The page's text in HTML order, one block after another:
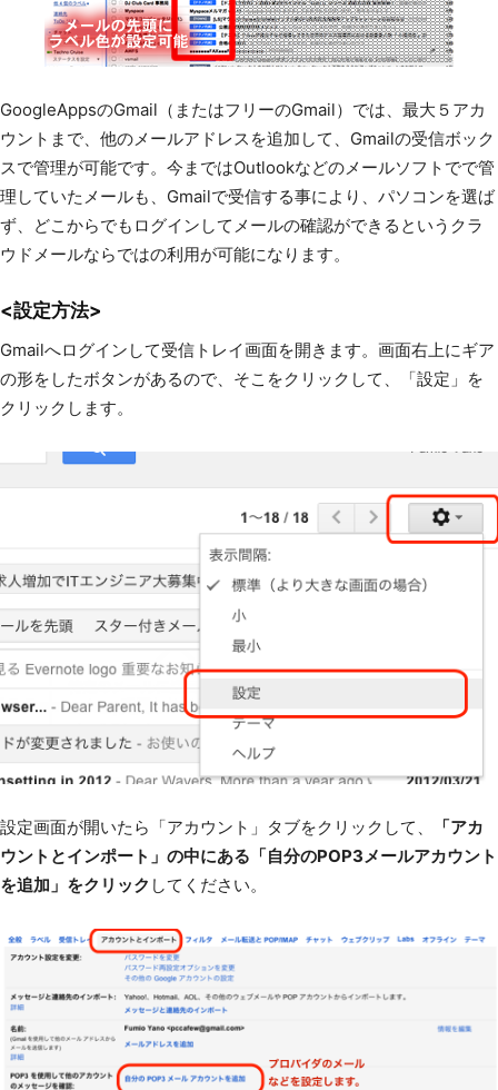
GoogleAppsのGmail（またはフリーのGmail）では、最大５アカ
ウントまで、他のメールアドレスを追加して、Gmailの受信ボック
スで管理が可能です。今まではOutlookなどのメールソフトでで管
理していたメールも、Gmailで受信する事により、パソコンを選ば
ず、どこからでもログインしてメールの確認ができるというクラ
ウドメールならではの利用が可能になります。
<設定方法>
Gmailへログインして受信トレイ画面を開きます。画面右上にギア
の形をしたボタンがあるので、そこをクリックして、「設定」を
クリックします。
設定画面が開いたら「アカウント」タブをクリックして、
「アカ
ウントとインポート」の中にある「自分のPOP3メールアカウント
を追加」をクリック してください。